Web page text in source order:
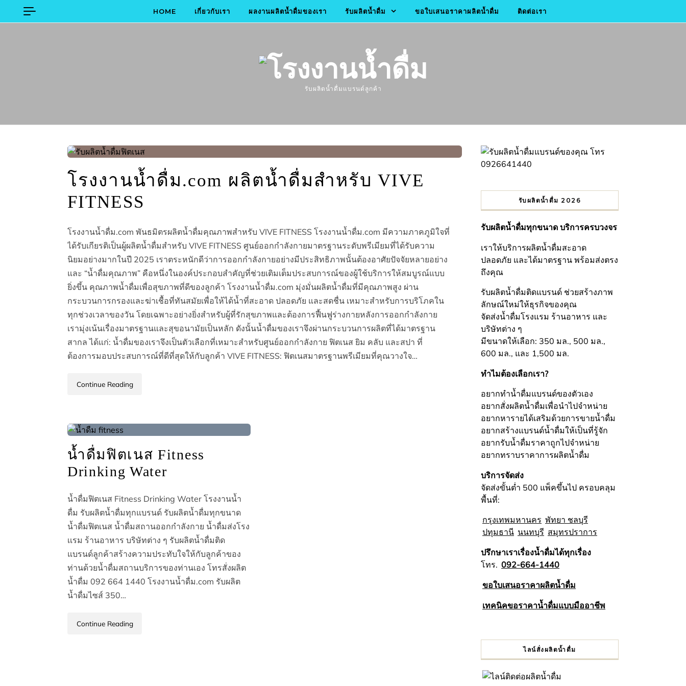
Skip to content
HOME เกี่ยวกับเรา ผลงานผลิตน้ำดื่มของเรา รับผลิตน้ำดื่ม ขอใบเสนอราคาผลิตน้ำดื่ม ติดต่อเรา
รับผลิตน้ำดื่มแบรนด์ลูกค้า
โรงงานน้ำดื่ม.com ผลิตน้ำดื่มสำหรับ VIVE
FITNESS
โรงงานน้ำดื่ม.com พันธมิตรผลิตน้ำดื่มคุณภาพสำหรับ VIVE FITNESS โรงงานน้ำดื่ม.com มีความภาคภูมิใจที่
ได้รับเกียรติเป็นผู้ผลิตน้ำดื่มสำหรับ VIVE FITNESS ศูนย์ออกกำลังกายมาตรฐานระดับพรีเมียมที่ได้รับความ
นิยมอย่างมากในปี 2025 เราตระหนักดีว่าการออกกำลังกายอย่างมีประสิทธิภาพนั้นต้องอาศัยปัจจัยหลายอย่าง
และ “น้ำดื่มคุณภาพ” คือหนึ่งในองค์ประกอบสำคัญที่ช่วยเติมเต็มประสบการณ์ของผู้ใช้บริการให้สมบูรณ์แบบ
ยิ่งขึ้น คุณภาพน้ำดื่มเพื่อสุขภาพที่ดีของลูกค้า โรงงานน้ำดื่ม.com มุ่งมั่นผลิตน้ำดื่มที่มีคุณภาพสูง ผ่าน
กระบวนการกรองและฆ่าเชื้อที่ทันสมัยเพื่อให้ได้น้ำที่สะอาด ปลอดภัย และสดชื่น เหมาะสำหรับการบริโภคใน
ทุกช่วงเวลาของวัน โดยเฉพาะอย่างยิ่งสำหรับผู้ที่รักสุขภาพและต้องการฟื้นฟูร่างกายหลังการออกกำลังกาย
เรามุ่งเน้นเรื่องมาตรฐานและสุขอนามัยเป็นหลัก ดังนั้นน้ำดื่มของเราจึงผ่านกระบวนการผลิตที่ได้มาตรฐาน
สากล ได้แก่: น้ำดื่มของเราจึงเป็นตัวเลือกที่เหมาะสำหรับศูนย์ออกกำลังกาย ฟิตเนส ยิม คลับ และสปา ที่
ต้องการมอบประสบการณ์ที่ดีที่สุดให้กับลูกค้า VIVE FITNESS: ฟิตเนสมาตรฐานพรีเมียมที่คุณวางใจ…
Continue Reading
น้ำดื่มฟิตเนส Fitness
Drinking Water
น้ำดื่มฟิตเนส Fitness Drinking Water โรงงานน้ำ
ดื่ม รับผลิตน้ำดื่มทุกแบรนด์ รับผลิตน้ำดื่มทุกขนาด
น้ำดื่มฟิตเนส น้ำดื่มสถานออกกำลังกาย น้ำดื่มส่งโรง
เเรม ร้านอาหาร บริษัทต่าง ๆ รับผลิตน้ำดื่มติด
แบรนด์ลูกค้าสร้างความประทับใจให้กับลูกค้าของ
ท่านด้วยน้ำดื่มสถานบริการของท่านเอง โทรสั่งผลิต
น้ำดื่ม 092 664 1440 โรงงานน้ำดื่ม.com รับผลิต
น้ำดื่มไซส์ 350…
Continue Reading
รับผลิตน้ำดื่ม 2026
รับผลิตน้ำดื่มทุกขนาด บริการครบวงจร
เราให้บริการผลิตน้ำดื่มสะอาด
ปลอดภัย และได้มาตรฐาน พร้อมส่งตรง
ถึงคุณ
รับผลิตน้ำดื่มติดแบรนด์ ช่วยสร้างภาพ
ลักษณ์ใหม่ให้ธุรกิจของคุณ
จัดส่งน้ำดื่มโรงแรม ร้านอาหาร และ
บริษัทต่าง ๆ
มีขนาดให้เลือก: 350 มล., 500 มล.,
600 มล., และ 1,500 มล.
ทำไมต้องเลือกเรา?
อยากทำน้ำดื่มแบรนด์ของตัวเอง
อยากสั่งผลิตน้ำดื่มเพื่อนำไปจำหน่าย
อยากหารายได้เสริมด้วยการขายน้ำดื่ม
อยากสร้างแบรนด์น้ำดื่มให้เป็นที่รู้จัก
อยากรับน้ำดื่มราคาถูกไปจำหน่าย
อยากทราบราคาการผลิตน้ำดื่ม
บริการจัดส่ง
จัดส่งขั้นต่ำ 500 แพ็คขึ้นไป ครอบคลุม
พื้นที่:
กรุงเทพมหานคร พัทยา ชลบุรี
ปทุมธานี นนทบุรี สมุทรปราการ
ปรึกษาเราเรื่องน้ำดื่มได้ทุกเรื่อง
โทร. 092-664-1440
ขอใบเสนอราคาผลิตน้ำดื่ม
เทคนิคขอราคาน้ำดื่มแบบมืออาชีพ
ไลน์สั่งผลิตน้ำดื่ม